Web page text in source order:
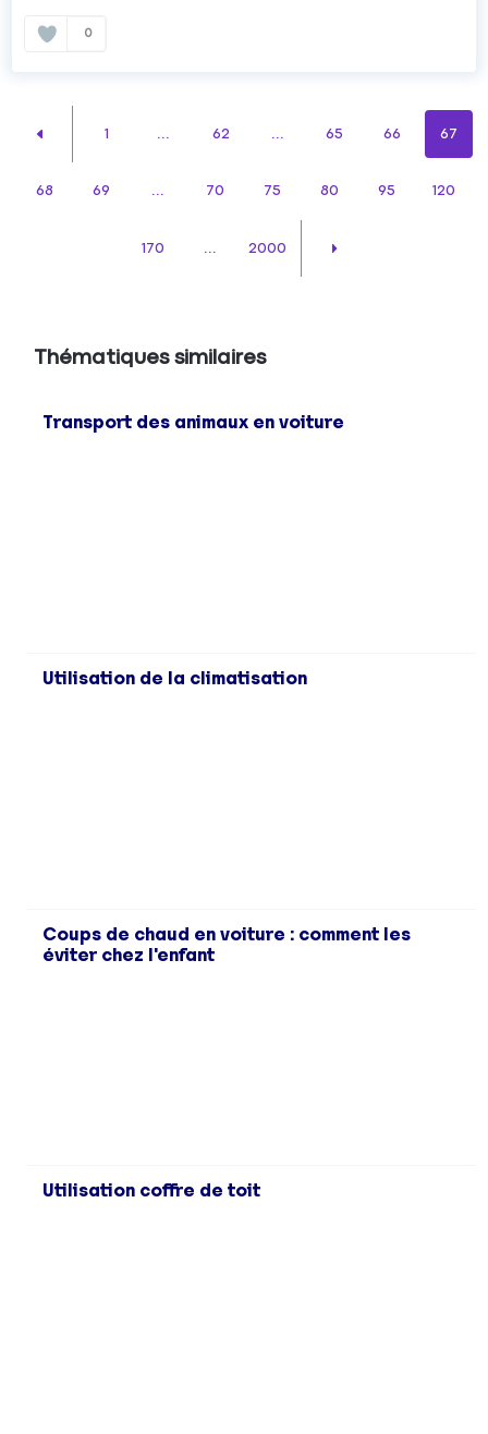
0
1 ... 62 ... 65 66 67
68 69 ... 70 75 80 95 120
170 2000
Thématiques similaires
Transport des animaux en voiture
Utilisation de la climatisation
Coups de chaud en voiture : comment les
éviter chez l'enfant
Utilisation coffre de toit